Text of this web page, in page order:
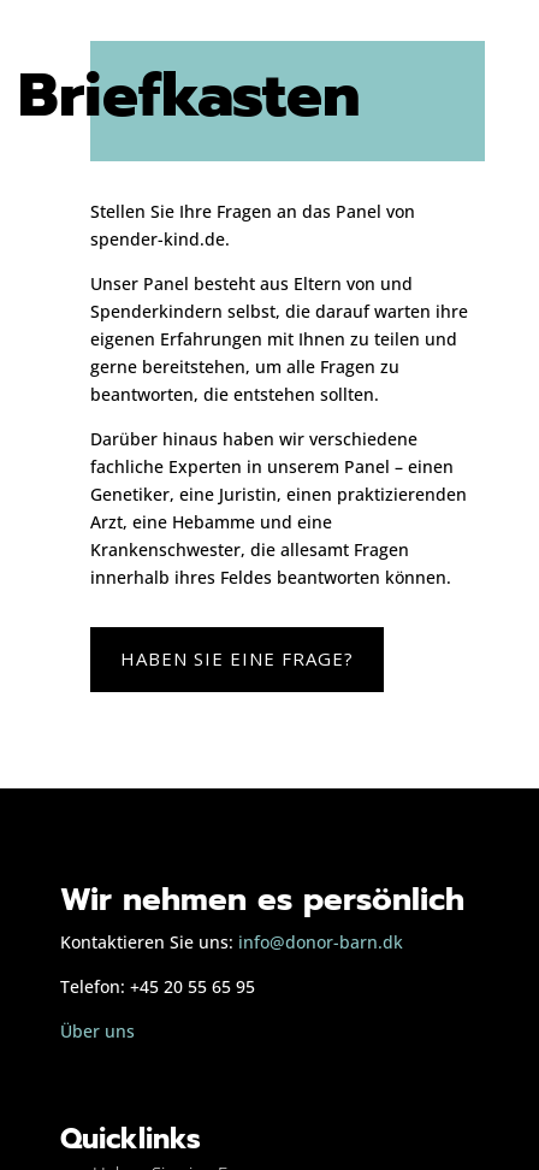
Briefkasten
Stellen Sie Ihre Fragen an das Panel von
spender-kind.de.
Unser Panel besteht aus Eltern von und
Spenderkindern selbst, die darauf warten ihre
eigenen Erfahrungen mit Ihnen zu teilen und
gerne bereitstehen, um alle Fragen zu
beantworten, die entstehen sollten.
Darüber hinaus haben wir verschiedene
fachliche Experten in unserem Panel – einen
Genetiker, eine Juristin, einen praktizierenden
Arzt, eine Hebamme und eine
Krankenschwester, die allesamt Fragen
innerhalb ihres Feldes beantworten können.
HABEN SIE EINE FRAGE?
Wir nehmen es persönlich
Kontaktieren Sie uns: info@donor-barn.dk
Telefon: +45 20 55 65 95
Über uns
Quicklinks